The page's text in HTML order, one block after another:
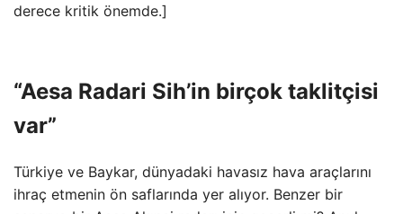
derece kritik önemde.]
“Aesa Radari Sih’in birçok taklitçisi
var”
Türkiye ve Baykar, dünyadaki havasız hava araçlarını
ihraç etmenin ön saflarında yer alıyor. Benzer bir